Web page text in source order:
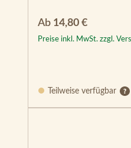
Regulärer Preis:
Ab 14,80 €
Preise inkl. MwSt. zzgl.
Teilweise verfügbar